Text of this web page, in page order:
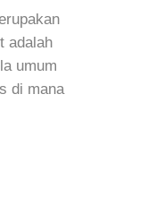
adalah
umum
di mana